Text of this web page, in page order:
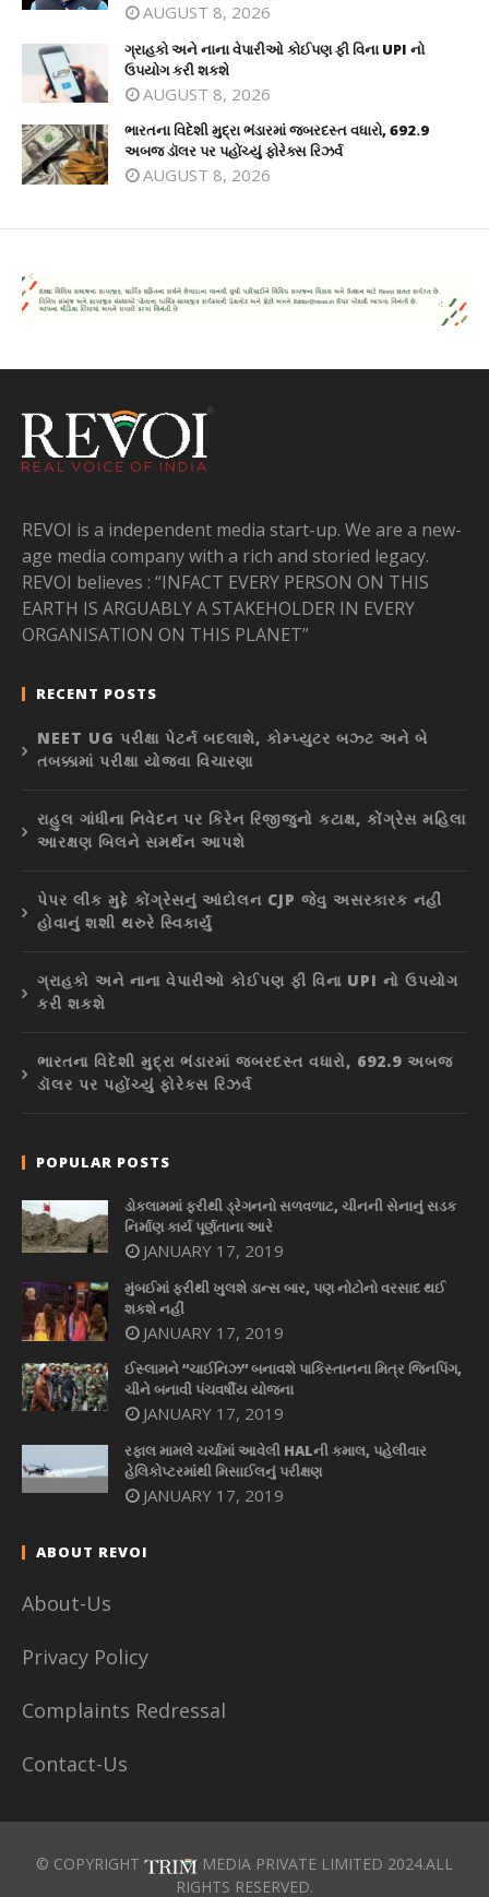
AUGUST 8, 2026
ગ્રાહકો અને નાના વેપારીઓ કોઈપણ ફી વિના UPI નો
ઉપયોગ કરી શકશે
AUGUST 8, 2026
ભારતના વિદેશી મુદ્રા ભંડારમાં જબરદસ્ત વધારો, 692.9
અબજ ડૉલર પર પહોંચ્યું ફોરેક્સ રિઝર્વ
AUGUST 8, 2026
REVOI is a independent media start-up. We are a new-
age media company with a rich and storied legacy.
REVOI believes : “INFACT EVERY PERSON ON THIS
EARTH IS ARGUABLY A STAKEHOLDER IN EVERY
ORGANISATION ON THIS PLANET”
RECENT POSTS
NEET UG પરીક્ષા પેટર્ન બદલાશે, કોમ્પ્યુટર બઝ્ટ અને બે
તબક્કામાં પરીક્ષા યોજવા વિચારણા
રાહુલ ગાંધીના નિવેદન પર કિરેન રિજીજુનો કટાક્ષ, કોંગ્રેસ મહિલા
આરક્ષણ બિલને સમર્થન આપશે
પેપર લીક મુદ્દે કોંગ્રેસનું આંદોલન CJP જેવુ અસરકારક નહીં
હોવાનું શશી થરુરે સ્વિકાર્યું
ગ્રાહકો અને નાના વેપારીઓ કોઈપણ ફી વિના UPI નો ઉપયોગ
કરી શકશે
ભારતના વિદેશી મુદ્રા ભંડારમાં જબરદસ્ત વધારો, 692.9 અબજ
ડૉલર પર પહોંચ્યું ફોરેક્સ રિઝર્વ
POPULAR POSTS
ડોકલામમાં ફરીથી ડ્રેગનનો સળવળાટ, ચીનની સેનાનું સડક
નિર્માણ કાર્ય પૂર્ણતાના આરે
JANUARY 17, 2019
મુંબઈમાં ફરીથી ખુલશે ડાન્સ બાર, પણ નોટોનો વરસાદ થઈ
શકશે નહીં
JANUARY 17, 2019
ઈસ્લામને “ચાઈનિઝ” બનાવશે પાકિસ્તાનના મિત્ર જિનપિંગ,
ચીને બનાવી પંચવર્ષીય યોજના
JANUARY 17, 2019
રફાલ મામલે ચર્ચામાં આવેલી HALની કમાલ, પહેલીવાર
હેલિકોપ્ટરમાંથી મિસાઈલનું પરીક્ષણ
JANUARY 17, 2019
ABOUT REVOI
About-Us
Privacy Policy
Complaints Redressal
Contact-Us
© COPYRIGHT
MEDIA PRIVATE LIMITED 2024.ALL
RIGHTS RESERVED.